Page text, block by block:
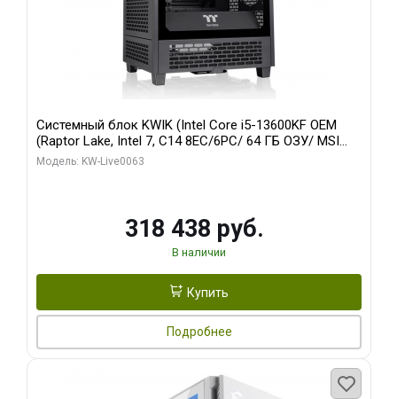
Системный блок KWIK (Intel Core i5-13600KF OEM
(Raptor Lake, Intel 7, C14 8EC/6PC/ 64 ГБ ОЗУ/ MSI
RTX5080 VENTUS 3X OC 16GB GDDR7 256bit 3xDP
Модель: KW-Live0063
318 438 руб.
В наличии
Купить
Подробнее